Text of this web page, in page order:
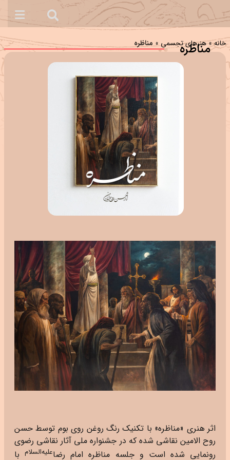
خانه»هنرهای تجسمی »مناظره مناظره
اثر هنری «مناظره» با تکنیک رنگ روغن روی بوم توسط حسن
روح الامین نقاشی شده که در جشنواره ملی آثار نقاشی رضوی
رونمایی شده است و جلسه مناظره امام رضاعلیه‌السلامبا